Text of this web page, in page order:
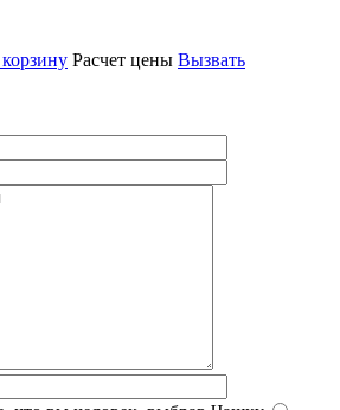
Расчет цены Вызвать